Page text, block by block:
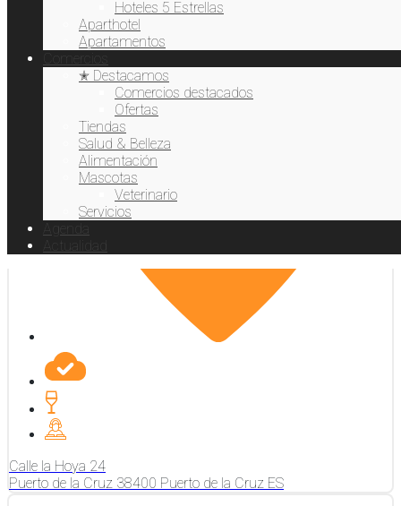
Hoteles 5 Estrellas
Aparthotel
Apartamentos
Comercios
✭ Destacamos
Comercios destacados
Ofertas
Tiendas
Salud & Belleza
Alimentación
Mascotas
Veterinario
Servicios
Agenda
Actualidad
Calle la Hoya 24
Puerto de la Cruz 38400 Puerto de la Cruz ES